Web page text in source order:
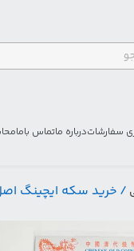
سفارشاتدرباره ماتماس باما
/ خرید سکه ایچینگ